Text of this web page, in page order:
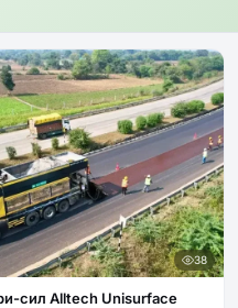
38
сил Alltech Unisurface